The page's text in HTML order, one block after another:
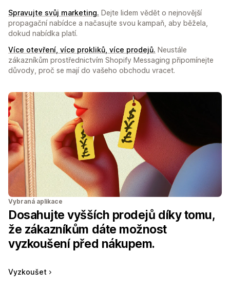
Spravujte svůj marketing. Dejte lidem vědět o nejnovější
propagační nabídce a načasujte svou kampaň, aby běžela,
dokud nabídka platí.
Více otevření, více prokliků, více prodejů. Neustále
zákazníkům prostřednictvím Shopify Messaging připomínejte
důvody, proč se mají do vašeho obchodu vracet.
Vybraná aplikace
Dosahujte vyšších prodejů díky tomu,
že zákazníkům dáte možnost
vyzkoušení před nákupem.
Vyzkoušet